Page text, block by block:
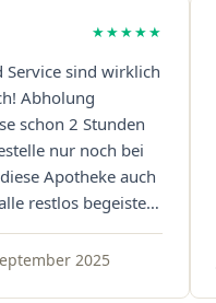
★★★★★
Service sind wirklich
Abholung
schon 2 Stunden
nur noch bei
Apotheke auch
restlos begeistert.
2025